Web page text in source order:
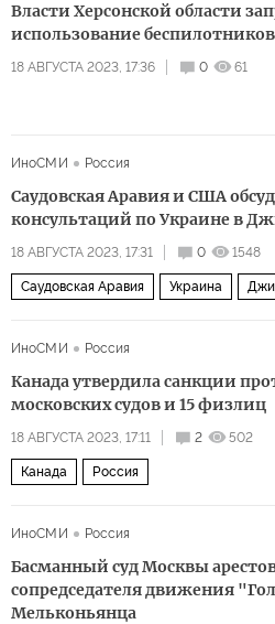
Власти Херсонской области
использование беспилотников
18 АВГУСТА 2023, 17:36 0 61
ИноСМИ Россия
Саудовская Аравия и США
консультаций по Украине в
18 АВГУСТА 2023, 17:31 0 1548
Саудовская Аравия Украина
ИноСМИ
Россия
Канада утвердила санкции
московских судов и 15 физлиц
18 АВГУСТА 2023, 17:11 2 502
Канада Россия
ИноСМИ Россия
Басманный суд Москвы
сопредседателя движения
Мельконьянца